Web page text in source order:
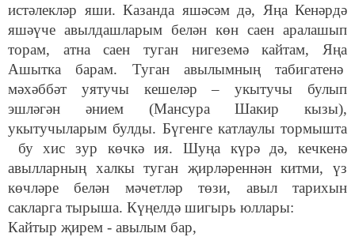
истәлекләр яши. Казанда яшәсәм дә, Яңа Кенәрдә
яшәүче авылдашларым белән көн саен аралашып
торам, атна саен туган нигеземә кайтам, Яңа
Ашытка барам. Туган авылымның табигатенә
мәхәббәт уятучы кешеләр – укытучы булып
эшләгән әнием (Мансура Шакир кызы),
укытучыларым булды. Бүгенге катлаулы тормышта
бу хис зур көчкә ия. Шуңа күрә дә, кечкенә
авылларның халкы туган җирләреннән китми, үз
көчләре белән мәчетләр төзи, авыл тарихын
сакларга тырыша. Күңелдә шигырь юллары:
Кайтыр җирем - авылым бар,